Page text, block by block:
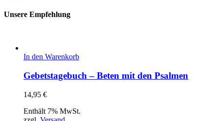
Unsere Empfehlung
In den Warenkorb
Gebetstagebuch – Beten mit den Psalmen
14,95 €
Enthält 7% MwSt.